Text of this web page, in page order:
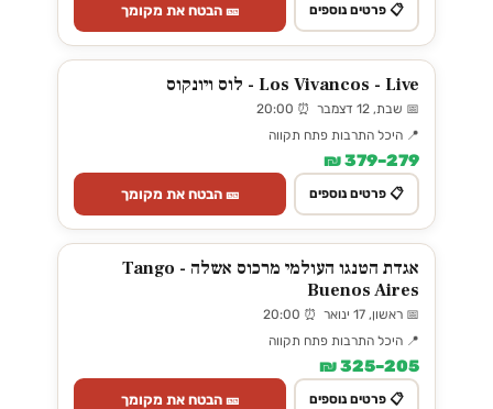
📋 פרטים נוספים 🎫 הבטח את מקומך
Los Vivancos - Live - לוס ויונקוס
📅 שבת, 12 דצמבר ⏰ 20:00
📍 היכל התרבות פתח תקווה
279–379 ₪
📋 פרטים נוספים 🎫 הבטח את מקומך
אגדת הטנגו העולמי מרכוס אשלה - Tango
Buenos Aires
📅 ראשון, 17 ינואר ⏰ 20:00
📍 היכל התרבות פתח תקווה
205–325 ₪
📋 פרטים נוספים 🎫 הבטח את מקומך